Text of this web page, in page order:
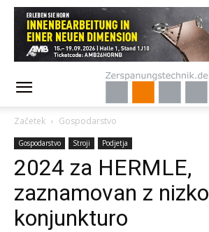
Začetek Gospodarstvo
Gospodarstvo Stroji Podjetja
2024 za HERMLE,
zaznamovan z nizko
konjunkturo